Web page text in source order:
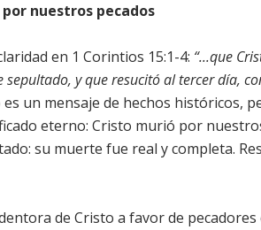
nuestros pecados
en 1 Corintios 15:1-4: “...que
y que resucitó al tercer día,
un mensaje de hechos históricos,
eterno: Cristo murió por
su muerte fue real y completa.
de Cristo a favor de